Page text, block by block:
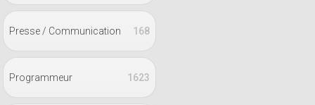
168
Presse / Communication
1623
Programmeur